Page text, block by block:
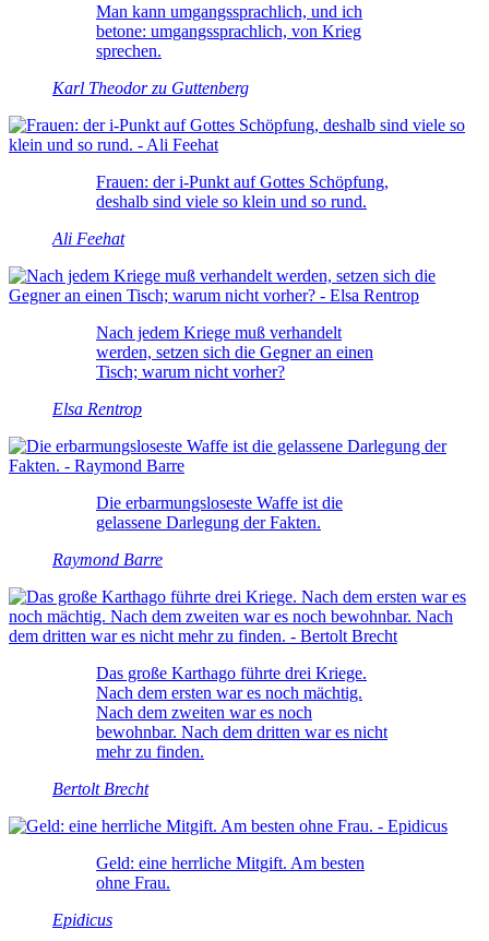
Man kann umgangssprachlich, und ich
betone: umgangssprachlich, von Krieg
sprechen.
Karl Theodor zu Guttenberg
Frauen: der i-Punkt auf Gottes Schöpfung,
deshalb sind viele so klein und so rund.
Ali Feehat
Nach jedem Kriege muß verhandelt
werden, setzen sich die Gegner an einen
Tisch; warum nicht vorher?
Elsa Rentrop
Die erbarmungsloseste Waffe ist die
gelassene Darlegung der Fakten.
Raymond Barre
Das große Karthago führte drei Kriege.
Nach dem ersten war es noch mächtig.
Nach dem zweiten war es noch
bewohnbar. Nach dem dritten war es nicht
mehr zu finden.
Bertolt Brecht
Geld: eine herrliche Mitgift. Am besten
ohne Frau.
Epidicus